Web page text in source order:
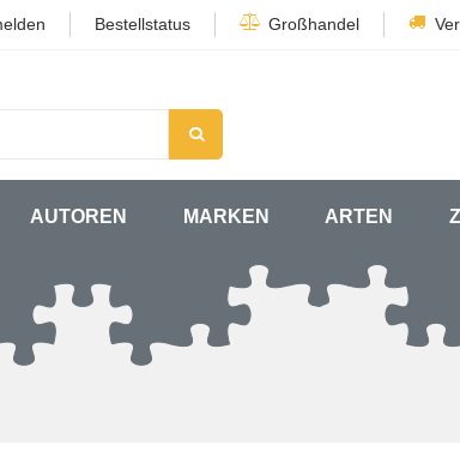
Bestellstatus Großhandel
AUTOREN MARKEN ARTEN